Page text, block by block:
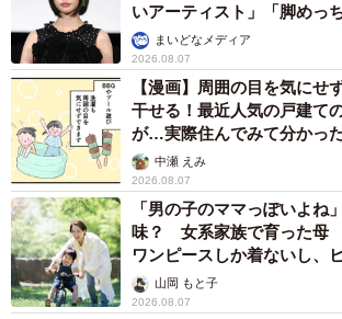
いアーティスト」「脚めっ
まいどなメディア
2026.08.07
【漫画】周囲の目を気にせ
干せる！最近人気の戸建て
が…実際住んでみて分かっ
中瀬 えみ
2026.08.07
「男の子のママっぽいよね
味？ 女系家族で育った母
ワンピースしか着ないし
へんが…
山岡 もと子
2026.08.07